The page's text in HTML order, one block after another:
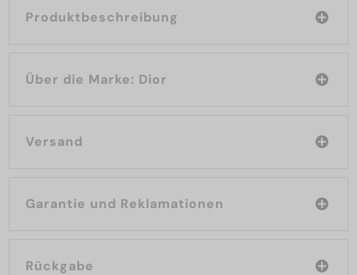
Produktbeschreibung
Über die Marke: Dior
Versand
Garantie und Reklamationen
Rückgabe